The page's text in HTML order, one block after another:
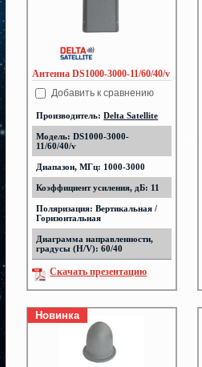
Антенна DS1000-3000-11/60/40/v
Добавить к сравнению
Производитель:Delta Satellite
Модель: DS1000-3000-
11/60/40/v
Диапазон, МГц: 1000-3000
Коэффициент усиления, дБ: 11
Поляризация: Вертикальная /
Горизонтальная
Диаграмма направленности,
градусы (H/V): 60/40
Скачать презентацию
Новинка